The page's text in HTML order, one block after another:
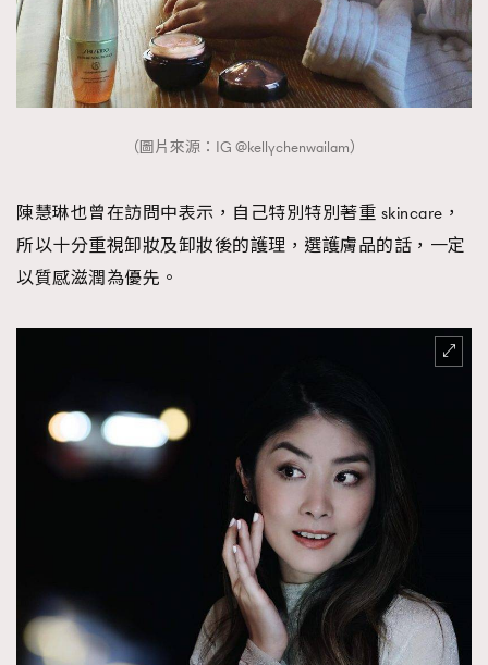
（圖片來源：IG @kellychenwailam）
陳慧琳也曾在訪問中表示，自己特別特別著重 skincare，
所以十分重視卸妝及卸妝後的護理，選護膚品的話，一定
以質感滋潤為優先。